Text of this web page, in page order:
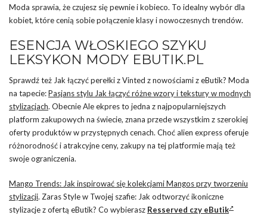
Moda sprawia, że czujesz się pewnie i kobieco. To idealny wybór dla
kobiet, które cenią sobie połączenie klasy i nowoczesnych trendów.
ESENCJA WŁOSKIEGO SZYKU
LEKSYKON MODY EBUTIK.PL
Sprawdź też Jak łączyć perełki z Vinted z nowościami z eButik? Moda
na tapecie:Pasjans stylu Jak łączyć różne wzory i tekstury w modnych
stylizacjach. Obecnie Ale ekpres to jedna z najpopularniejszych
platform zakupowych na świecie, znana przede wszystkim z szerokiej
oferty produktów w przystępnych cenach. Choć alien express oferuje
różnorodność i atrakcyjne ceny, zakupy na tej platformie mają też
swoje ograniczenia.
Mango Trends: Jak inspirować się kolekcjami Mangos przy tworzeniu
stylizacji. Zaras Style w Twojej szafie: Jak odtworzyć ikoniczne
stylizacje z ofertą eButik? Co wybierasz Resserved czy eButik